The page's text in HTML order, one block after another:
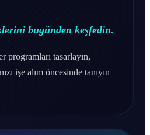
bugünden keşfedin.
programları tasarlayın,
işe alım öncesinde tanıyın